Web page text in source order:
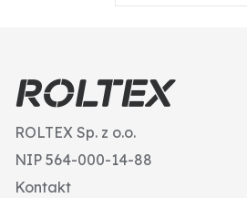
ROLTEX Sp. z o.o.
NIP 564-000-14-88
Kontakt